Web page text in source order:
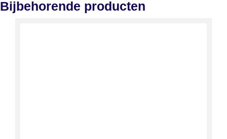
Bijbehorende producten